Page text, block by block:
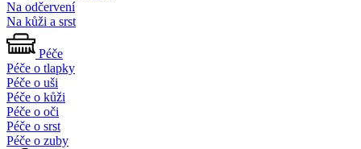
Na odčervení
Na kůži a srst
Péče
Péče o tlapky
Péče o uši
Péče o kůži
Péče o oči
Péče o srst
Péče o zuby